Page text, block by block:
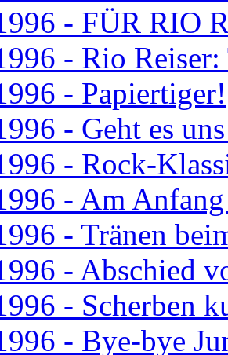
- FÜR RIO
- Rio
- Papiertiger!
- Geht es
- Rock-
- Am
- Tränen
- Abschied
- Scherben
- Bye-bye